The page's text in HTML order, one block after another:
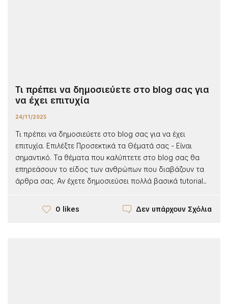
Τι πρέπει να δημοσιεύετε στο blog σας για
να έχει επιτυχία
24/11/2025
Τι πρέπει να δημοσιεύετε στο blog σας για να έχει
επιτυχία. Επιλέξτε Προσεκτικά τα Θέματά σας - Είναι
σημαντικό. Τα θέματα που καλύπτετε στο blog σας θα
επηρεάσουν το είδος των ανθρώπων που διαβάζουν τα
άρθρα σας. Αν έχετε δημοσιεύσει πολλά βασικά tutorial...
0 likes Δεν υπάρχουν Σχόλια